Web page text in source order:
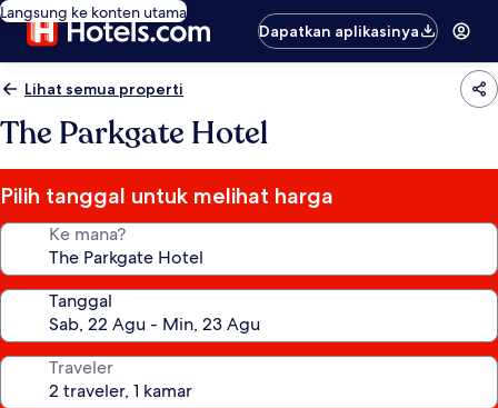
Langsung ke konten utama
Dapatkan aplikasinya
Lihat semua properti
The Parkgate Hotel
Pilih tanggal untuk melihat harga
Ke mana?
Tanggal
Traveler